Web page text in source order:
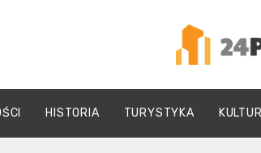
HISTORIA TURYSTYKA